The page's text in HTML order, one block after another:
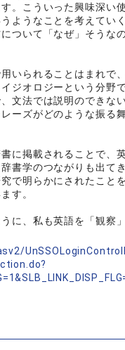
。こういった興味深い
ようなことを考えてい
ついて「なぜ」そうな
いられることはまれで
ジオロジーという分野
文法では説明のできな
ーズがどのような振る
に掲載されることで、
書学のつながりも出て
で明らかにされたこと
す。
に、私も英語を「観察